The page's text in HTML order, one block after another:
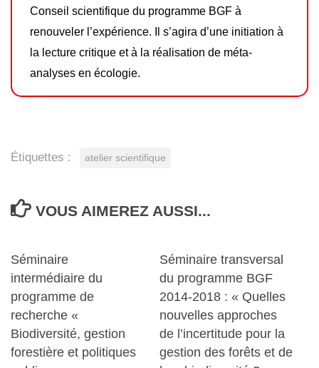
Conseil scientifique du programme BGF à
renouveler l’expérience. Il s’agira d’une initiation à
la lecture critique et à la réalisation de méta-
analyses en écologie.
Étiquettes : atelier scientifique
VOUS AIMEREZ AUSSI...
Séminaire
intermédiaire du
programme de
recherche «
Biodiversité, gestion
forestière et politiques
Séminaire transversal
du programme BGF
2014-2018 : « Quelles
nouvelles approches
de l’incertitude pour la
gestion des forêts et de